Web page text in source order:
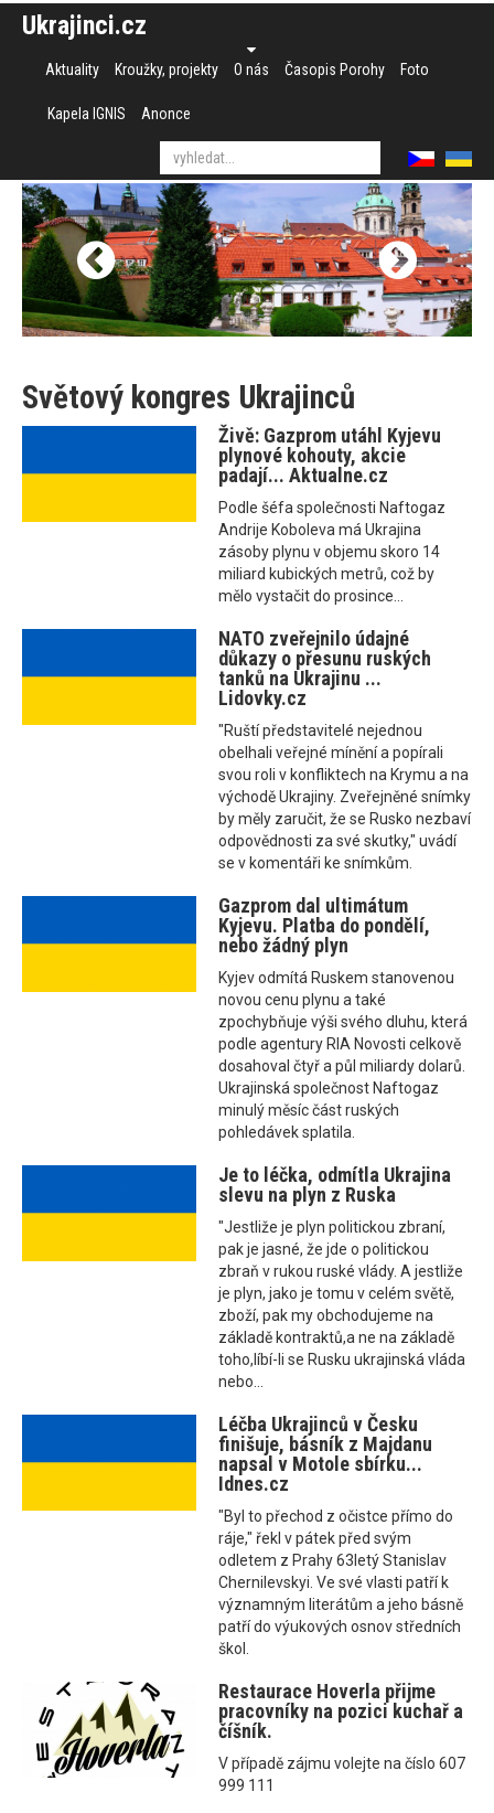
Ukrajinci.cz
Aktuality Kroužky, projekty O nás Časopis Porohy Foto
Kapela IGNIS Anonce
Světový kongres Ukrajinců
Živě: Gazprom utáhl Kyjevu
plynové kohouty, akcie
padají... Aktualne.cz
Podle šéfa společnosti Naftogaz
Andrije Koboleva má Ukrajina
zásoby plynu v objemu skoro 14
miliard kubických metrů, což by
mělo vystačit do prosince...
NATO zveřejnilo údajné
důkazy o přesunu ruských
tanků na Ukrajinu ...
Lidovky.cz
"Ruští představitelé nejednou
obelhali veřejné mínění a popírali
svou roli v konfliktech na Krymu a na
východě Ukrajiny. Zveřejněné snímky
by měly zaručit, že se Rusko nezbaví
odpovědnosti za své skutky," uvádí
se v komentáři ke snímkům.
Gazprom dal ultimátum
Kyjevu. Platba do pondělí,
nebo žádný plyn
Kyjev odmítá Ruskem stanovenou
novou cenu plynu a také
zpochybňuje výši svého dluhu, která
podle agentury RIA Novosti celkově
dosahoval čtyř a půl miliardy dolarů.
Ukrajinská společnost Naftogaz
minulý měsíc část ruských
pohledávek splatila.
Je to léčka, odmítla Ukrajina
slevu na plyn z Ruska
"Jestliže je plyn politickou zbraní,
pak je jasné, že jde o politickou
zbraň v rukou ruské vlády. A jestliže
je plyn, jako je tomu v celém světě,
zboží, pak my obchodujeme na
základě kontraktů,a ne na základě
toho,líbí-li se Rusku ukrajinská vláda
nebo...
Léčba Ukrajinců v Česku
finišuje, básník z Majdanu
napsal v Motole sbírku...
Idnes.cz
"Byl to přechod z očistce přímo do
ráje," řekl v pátek před svým
odletem z Prahy 63letý Stanislav
Chernilevskyi. Ve své vlasti patří k
významným literátům a jeho básně
patří do výukových osnov středních
škol.
Restaurace Hoverla přijme
pracovníky na pozici kuchař a
číšník.
V případě zájmu volejte na číslo 607
999 111